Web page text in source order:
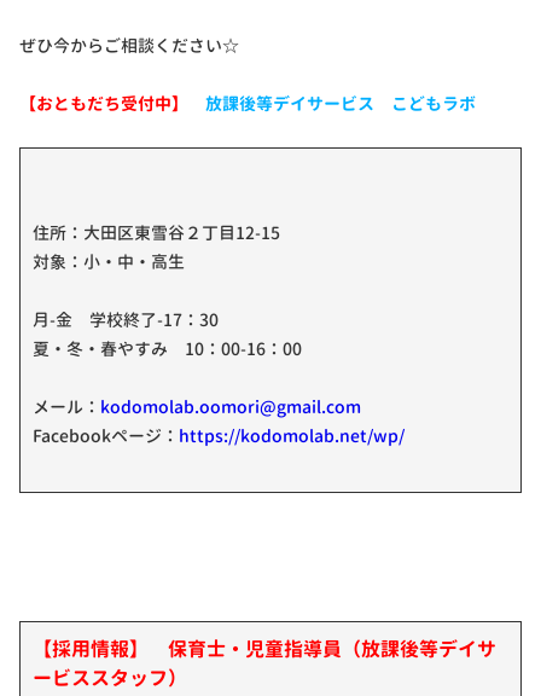
ぜひ今からご相談ください☆
【おともだち受付中】 放課後等デイサービス こどもラボ
住所：大田区東雪谷２丁目12-15
対象：小・中・高生
月-金 学校終了-17：30
夏・冬・春やすみ 10：00-16：00
メール： kodomolab.oomori@gmail.com
Facebookページ： https://kodomolab.net/wp/
【採用情報】 保育士・児童指導員（放課後等デイサ
ービススタッフ）